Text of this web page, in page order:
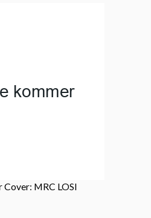
Cover: MRC LOSI